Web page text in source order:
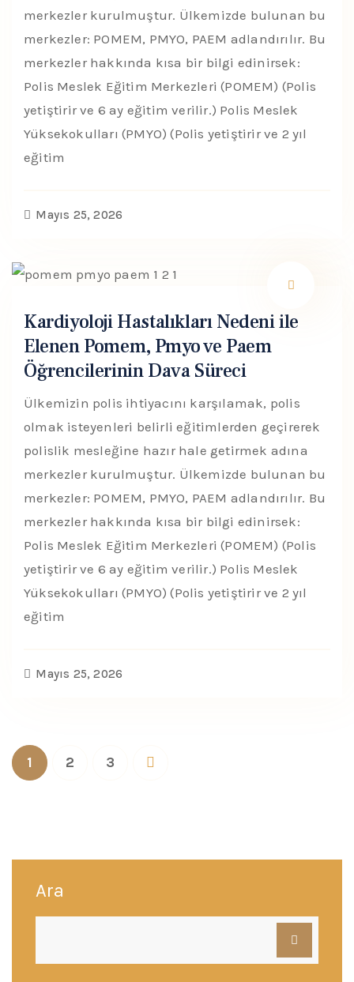
merkezler kurulmuştur. Ülkemizde bulunan bu
merkezler: POMEM, PMYO, PAEM adlandırılır. Bu
merkezler hakkında kısa bir bilgi edinirsek:
Polis Meslek Eğitim Merkezleri (POMEM) (Polis
yetiştirir ve 6 ay eğitim verilir.) Polis Meslek
Yüksekokulları (PMYO) (Polis yetiştirir ve 2 yıl
eğitim
Mayıs 25, 2026
Kardiyoloji Hastalıkları Nedeni ile
Elenen Pomem, Pmyo ve Paem
Öğrencilerinin Dava Süreci
Ülkemizin polis ihtiyacını karşılamak, polis
olmak isteyenleri belirli eğitimlerden geçirerek
polislik mesleğine hazır hale getirmek adına
merkezler kurulmuştur. Ülkemizde bulunan bu
merkezler: POMEM, PMYO, PAEM adlandırılır. Bu
merkezler hakkında kısa bir bilgi edinirsek:
Polis Meslek Eğitim Merkezleri (POMEM) (Polis
yetiştirir ve 6 ay eğitim verilir.) Polis Meslek
Yüksekokulları (PMYO) (Polis yetiştirir ve 2 yıl
eğitim
Mayıs 25, 2026
1 2 3
Ara